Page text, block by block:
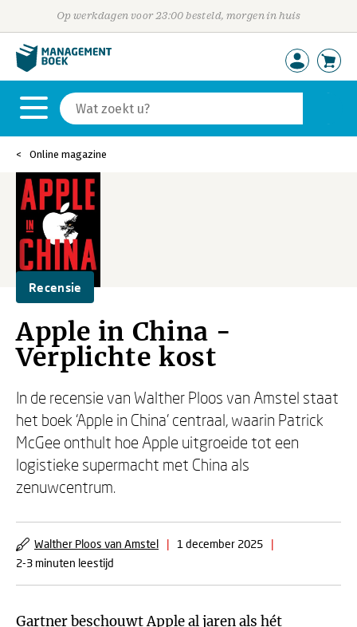
Op werkdagen voor 23:00 besteld, morgen in huis
Online magazine
Recensie
Apple in China -
Verplichte kost
In de recensie van Walther Ploos van Amstel staat
het boek ‘Apple in China’ centraal, waarin Patrick
McGee onthult hoe Apple uitgroeide tot een
logistieke supermacht met China als
zenuwcentrum.
Walther Ploos van Amstel | 1 december 2025
|
2-3 minuten leestijd
Gartner beschouwt Apple al jaren als hét